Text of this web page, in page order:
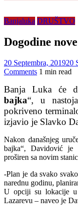
Banjaluka DRUŠTVO
Dogodine
20 Septembra, 201920
Comments 1 min read
Banja Luka će
bajka“, u
pokriveno
izjavio je Slavko
Nakon današnjeg
bajka“, Davidović je
proširen sa novim
-Plan je da svako
narednu godinu,
U opciji su lokacije u
Lazarevu – naveo je